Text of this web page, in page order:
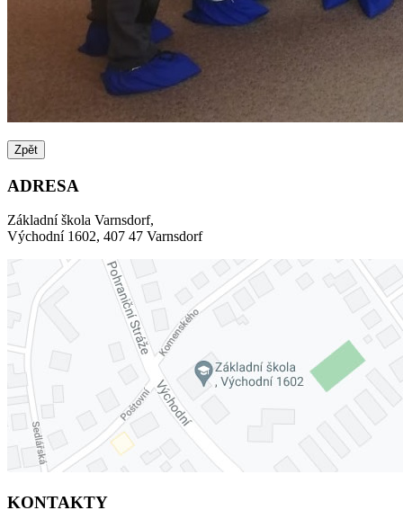
Zpět
ADRESA
Základní škola Varnsdorf,
Východní 1602, 407 47 Varnsdorf
KONTAKTY